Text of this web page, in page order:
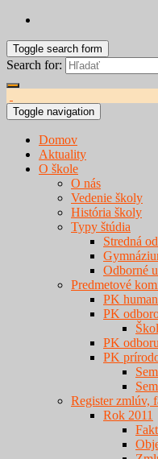
Toggle search form
Search for:
Toggle navigation
Domov
Aktuality
O škole
O nás
Vedenie školy
História školy
Typy štúdia
Stredná
Odborné
Predmetové
PK
PK
PK
PK
Register zmlúv,
Rok 2011